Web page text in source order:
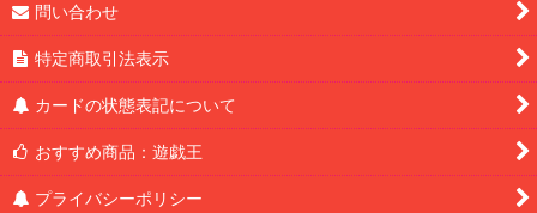
問い合わせ
特定商取引法表示
カードの状態表記について
おすすめ商品：遊戯王
プライバシーポリシー